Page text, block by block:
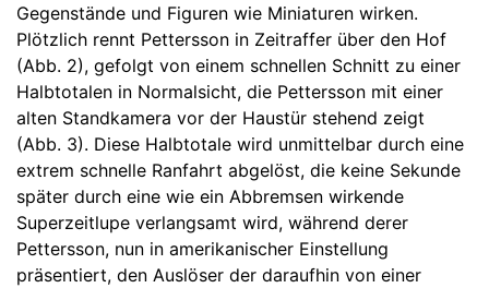
Gegenstände und Figuren wie Miniaturen wirken.
Plötzlich rennt Pettersson in Zeitraffer über den Hof
(Abb. 2), gefolgt von einem schnellen Schnitt zu einer
Halbtotalen in Normalsicht, die Pettersson mit einer
alten Standkamera vor der Haustür stehend zeigt
(Abb. 3). Diese Halbtotale wird unmittelbar durch eine
extrem schnelle Ranfahrt abgelöst, die keine Sekunde
später durch eine wie ein Abbremsen wirkende
Superzeitlupe verlangsamt wird, während derer
Pettersson, nun in amerikanischer Einstellung
präsentiert, den Auslöser der daraufhin von einer